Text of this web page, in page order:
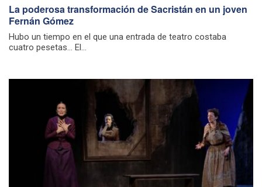
La poderosa transformación de Sacristán en un joven
Fernán Gómez
Hubo un tiempo en el que una entrada de teatro costaba
cuatro pesetas… El...